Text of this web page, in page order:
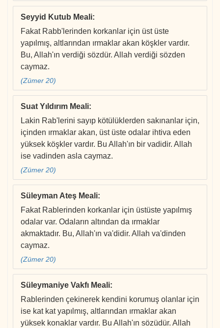
Seyyid Kutub Meali:
Fakat Rabb'lerinden korkanlar için üst üste
yapılmış, altlarından ırmaklar akan köşkler vardır.
Bu, Allah'ın verdiği sözdür. Allah verdiği sözden
caymaz.
(Zümer 20)
Suat Yıldırım Meali:
Lakin Rab'lerini sayıp kötülüklerden sakınanlar için,
içinden ırmaklar akan, üst üste odalar ihtiva eden
yüksek köşkler vardır. Bu Allah'ın bir vadidir. Allah
ise vadinden asla caymaz.
(Zümer 20)
Süleyman Ateş Meali:
Fakat Rablerinden korkanlar için üstüste yapılmış
odalar var. Odaların altından da ırmaklar
akmaktadır. Bu, Allah'ın va'didir. Allah va'dinden
caymaz.
(Zümer 20)
Süleymaniye Vakfı Meali:
Rablerinden çekinerek kendini korumuş olanlar için
ise kat kat yapılmış, altlarından ırmaklar akan
yüksek konaklar vardır. Bu Allah'ın sözüdür. Allah